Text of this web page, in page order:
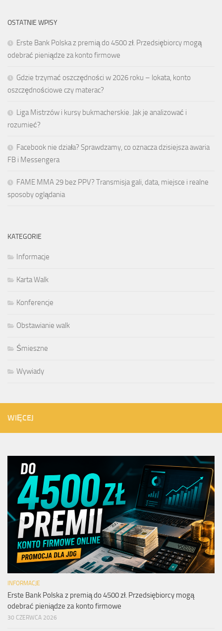
OSTATNIE WPISY
Erste Bank Polska z premią do 4500 zł. Przedsiębiorcy mogą
odebrać pieniądze za konto firmowe
Gdzie trzymać oszczędności w 2026 roku – lokata, konto
oszczędnościowe czy materac?
Liga Mistrzów i kursy bukmacherskie. Jak je analizować i
rozumieć?
Facebook nie działa? Sprawdzamy, co oznacza dzisiejsza awaria
FB i Messengera
FAME MMA 29 bez PPV? Transmisja gali, data, miejsce i realne
sposoby oglądania
KATEGORIE
Informacje
Karta Walk
Konferencje
Obstawianie walk
Śmieszne
Wywiady
WIĘCEJ
INFORMACJE
Erste Bank Polska z premią do 4500 zł. Przedsiębiorcy mogą
odebrać pieniądze za konto firmowe
30 CZERWCA 2026